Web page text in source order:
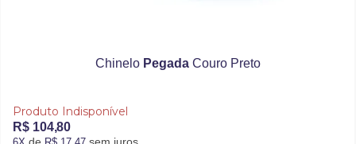
Chinelo PegadaCouro Preto
Produto Indisponível
R$ 104,80